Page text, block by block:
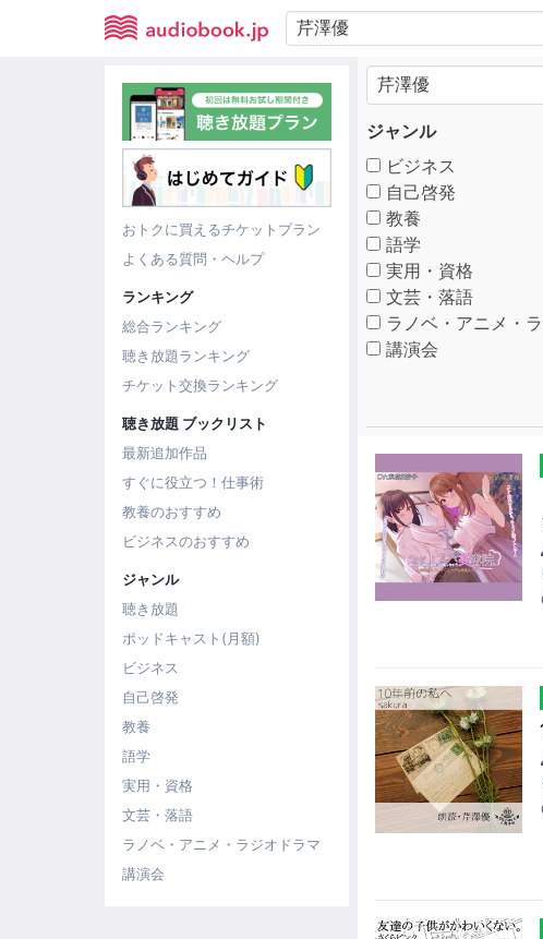
おトクに買えるチケットプラン
よくある質問・ヘルプ
ランキング
総合ランキング
聴き放題ランキング
チケット交換ランキング
聴き放題 ブックリスト
最新追加作品
すぐに役立つ！仕事術
教養のおすすめ
ビジネスのおすすめ
ジャンル
聴き放題
ポッドキャスト(月額)
ビジネス
自己啓発
教養
語学
実用・資格
文芸・落語
ラノベ・アニメ・ラジオドラマ
講演会
ジャンル
ビジネス
自己啓発
教養
語学
実用・資格
文芸・落語
ラノベ・アニメ・
講演会